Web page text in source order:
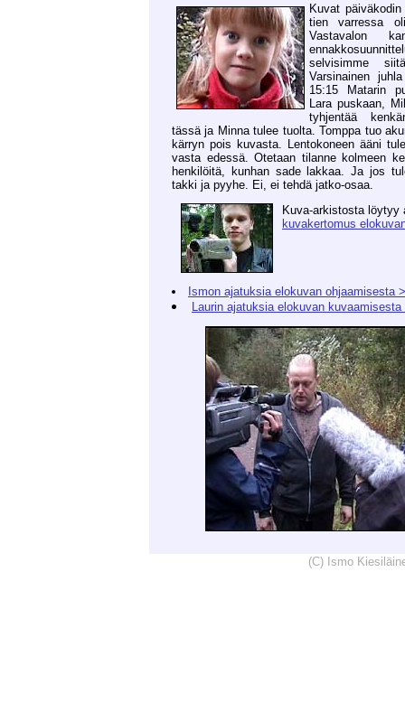
Kuvat
tien varressa
Vastavalon
selvisimme
Varsinainen
15:15 Matarin
Lara puskaan,
tyhjentää
tässä ja Minna tulee tuolta. Tomppa tuo
kärryn pois kuvasta. Lentokoneen ääni
vasta edessä. Otetaan tilanne kolmeen
henkilöitä, kunhan sade lakkaa. Ja jos
takki ja pyyhe. Ei, ei tehdä jatko-osaa.
Kuva-arkistosta löytyy
kuvakertomus
Ismon ajatuksia elokuvan ohjaamisesta
Laurin ajatuksia elokuvan kuvaamisesta
(C) Ismo